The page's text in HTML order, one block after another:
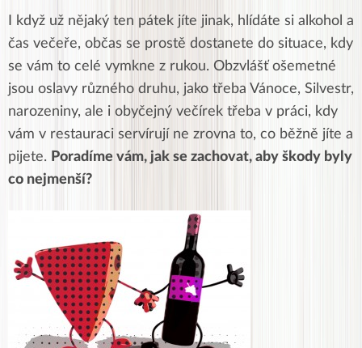
I když už nějaký ten pátek jíte jinak, hlídáte si alkohol a
čas večeře, občas se prostě dostanete do situace, kdy
se vám to celé vymkne z rukou. Obzvlášť ošemetné
jsou oslavy různého druhu, jako třeba Vánoce, Silvestr,
narozeniny, ale i obyčejný večírek třeba v práci, kdy
vám v restauraci servírují ne zrovna to, co běžně jíte a
pijete. Poradíme vám, jak se zachovat, aby škody byly
co nejmenší?